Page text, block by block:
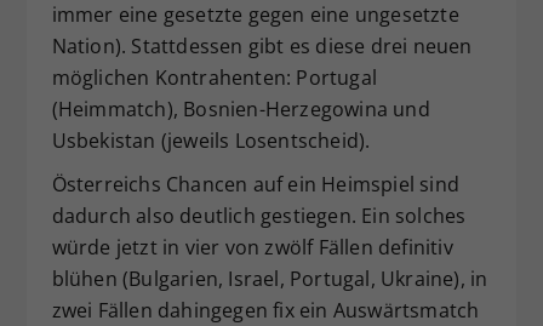
immer eine gesetzte gegen eine ungesetzte
Nation). Stattdessen gibt es diese drei neuen
möglichen Kontrahenten: Portugal
(Heimmatch), Bosnien-Herzegowina und
Usbekistan (jeweils Losentscheid).
Österreichs Chancen auf ein Heimspiel sind
dadurch also deutlich gestiegen. Ein solches
würde jetzt in vier von zwölf Fällen definitiv
blühen (Bulgarien, Israel, Portugal, Ukraine), in
zwei Fällen dahingegen fix ein Auswärtsmatch